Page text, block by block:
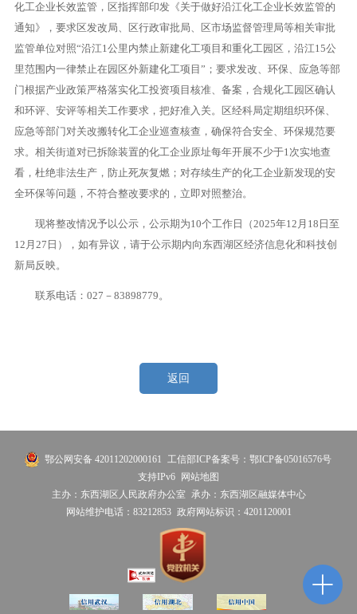
化工企业长效监管，区指挥部印发《关于做好沿江化工企业长效监管的
通知》，要求区发改局、区行政审批局、区市场监督管理局等相关审批
监管单位对照“沿江1公里内禁止新建化工项目和重化工园区，沿江15公
里范围内一律禁止在园区外新建化工项目”；要求发改、环保、应急等部
门根据产业政策严格落实化工投资项目核准、备案，合规化工园区确认
和环评、安评等相关工作要求，把好准入关。区经科局定期组织环保、
应急等部门对关改搬转化工企业巡查核查，确保符合安全、环保规范要
求。相关街道对已拆除装置的化工企业原址每年开展不少于1次实地查
看，杜绝非法生产，防止死灰复燃；对存续生产的化工企业新发现的安
全环保等问题，不符合整改要求的，立即对照整治。
现将整改情况予以公示，公示期为10个工作日（2025年12月18日至
12月27日），如有异议，请于公示期内向东西湖区经济信息化和科技创
新局反映。
联系电话：027－83898779。
返回
鄂公网安备 42011202000161
工信部ICP备案号：鄂ICP备05016576号
支持IPv6 网站地图
主办：东西湖区人民政府办公室
承办：东西湖区融媒体中心
网站维护电话：83212853 政府网站标识：4201120001